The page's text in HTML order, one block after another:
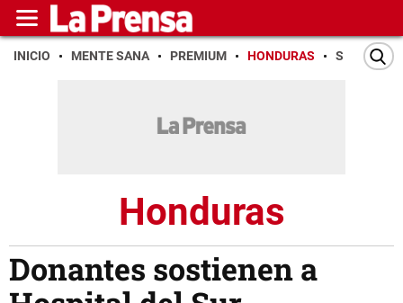
INICIO MENTE SANA PREMIUM HONDURAS SAN PEDRO
Honduras
Donantes sostienen a